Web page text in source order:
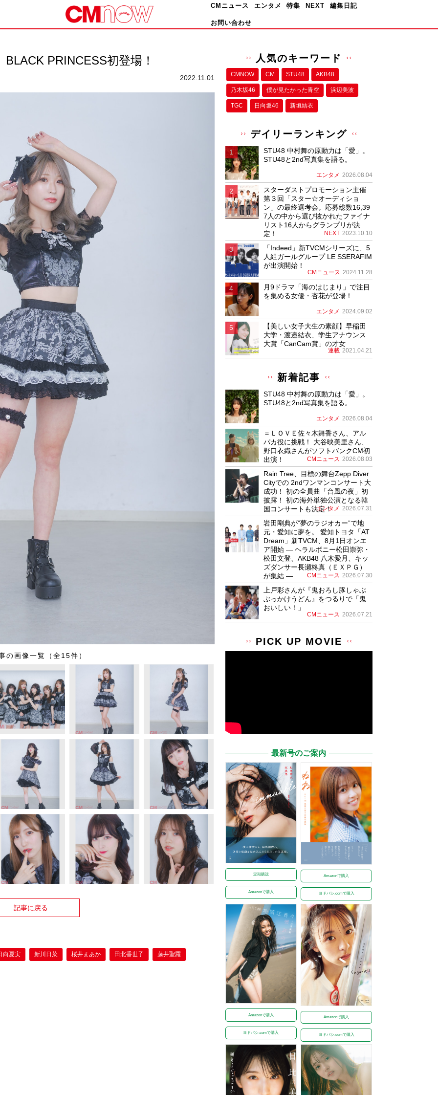
CMニュース エンタメ 特集 NEXT 編集日記
お問い合わせ
PRINCESS初登場！
2022.11.01
の画像一覧（全15件）
記事に戻る
向夏実 新川日菜 桜井まあか 田北香世子 藤井聖羅
人気のキーワード
CMNOW CM STU48 AKB48
乃木坂46 僕が⾒たかった⻘空 浜辺美波
TGC 日向坂46 新垣結衣
デイリーランキング
STU48 中村舞の原動力は「愛」。
STU48と2nd写真集を語る。
エンタメ 2026.08.04
スターダストプロモーション主催
第３回「スター☆オーディショ
ン」の最終選考会。応募総数16,39
7人の中から選び抜かれたファイナ
リスト16人からグランプリが決
定！
NEXT 2023.10.10
「Indeed」新TVCMシリーズに、5
人組ガールグループ LE SSERAFIM
が出演開始！
CMニュース 2024.11.28
月9ドラマ「海のはじまり」で注目
を集める女優・杏花が登場！
エンタメ 2024.09.02
【美しい女子大生の素顔】早稲田
大学・渡邉結衣、学生アナウンス
大賞「CanCam賞」の才女
連載 2021.04.21
新着記事
STU48 中村舞の原動力は「愛」。
STU48と2nd写真集を語る。
エンタメ 2026.08.04
＝ＬＯＶＥ佐々木舞香さん、アル
パカ役に挑戦！ 大谷映美里さん、
野口衣織さんがソフトバンクCM初
出演！
CMニュース 2026.08.03
Rain Tree、目標の舞台Zepp Diver
Cityでの 2ndワンマンコンサート大
成功！ 初の全員曲「台風の夜」初
披露！ 初の海外単独公演となる韓
国コンサートも決定！
エンタメ 2026.07.31
岩田剛典が”夢のラジオカー”で地
元・愛知に夢を。 愛知トヨタ「AT
Dream」新TVCM、8月1日オンエ
ア開始 ― ヘラルボニー松田崇弥・
松田文登、AKB48 八木愛月、キッ
ズダンサー長瀬柊真（ＥＸＰＧ）
が集結 ―
CMニュース 2026.07.30
上戸彩さんが『鬼おろし豚しゃぶ
ぶっかけうどん』をつるりで「鬼
おいしい！」
CMニュース 2026.07.21
PICK UP MOVIE
最新号のご案内
定期購読
Amazonで購入
Amazonで購入
ヨドバシ.comで購入
Amazonで購入
ヨドバシ.comで購入
Amazonで購入
ヨドバシ.comで購入